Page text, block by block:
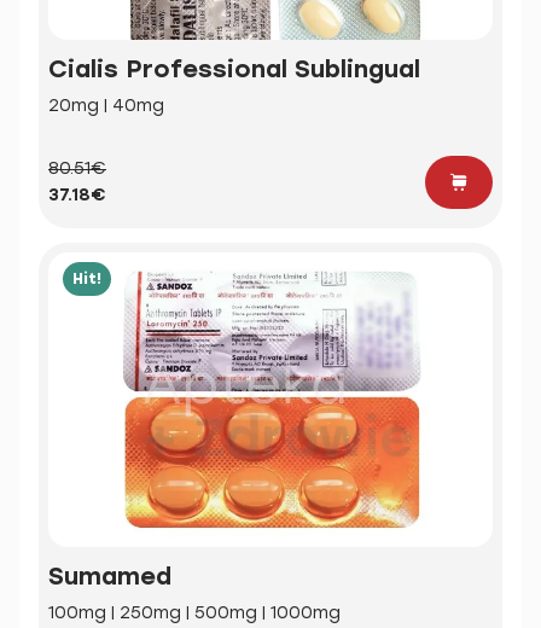
Cialis Professional Sublingual
20mg | 40mg
80.51€
37.18€
Hit!
Sumamed
100mg | 250mg | 500mg | 1000mg